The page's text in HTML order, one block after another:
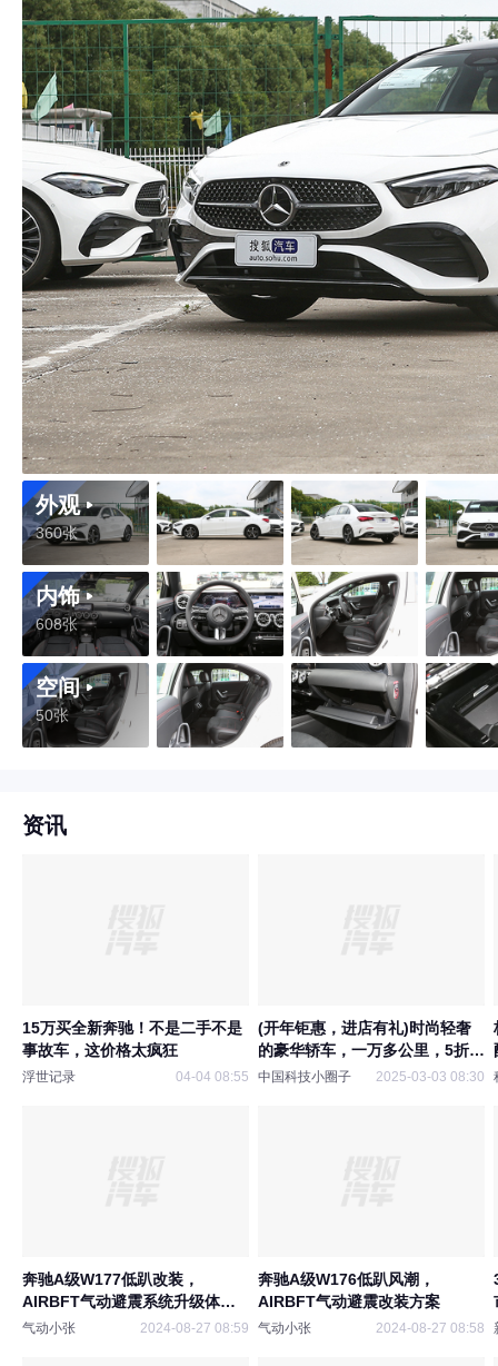
外观
360张
内饰
608张
空间
50张
资讯
15万买全新奔驰！不是二手不是
事故车，这价格太疯狂
浮世记录 04-04 08:55
(开年钜惠，进店有礼)时尚轻奢
的豪华轿车，一万多公里，5折
多！【奔驰A级 改款三 A200L
中国科技小圈子 2025-03-03 08:30
奔驰A级W177低趴改装，
AIRBFT气动避震系统升级体
验！
气动小张 2024-08-27 08:59
奔驰A级W176低趴风潮，
AIRBFT气动避震改装方案
气动小张 2024-08-27 08:58